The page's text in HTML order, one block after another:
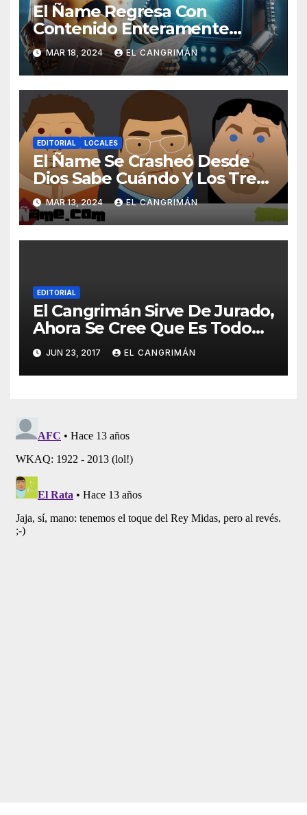
El Ñame Regresa Con
Contenido Enteramente
Generado Por Inteligencia
Artificial
MAR 18, 2024 EL CANGRIMÁN
EDITORIAL LOCALES
El Ñame Se Crasheó Desde
Dios Sabe Cuándo Y Los Tres
Gatos Que Nos Leen No
Dijeron Na’
MAR 13, 2024 EL CANGRIMÁN
EDITORIAL
El Cangrimán Sirve De Jurado,
Ahora Se Cree Que Es Todo
Un Juez
JUN 23, 2017 EL CANGRIMÁN